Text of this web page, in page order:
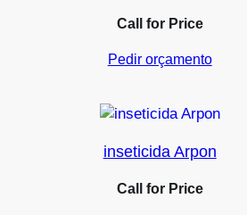
Call for Price
Pedir orçamento
inseticida Arpon
Call for Price